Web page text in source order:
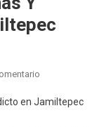
En
A
en Jamiltepec